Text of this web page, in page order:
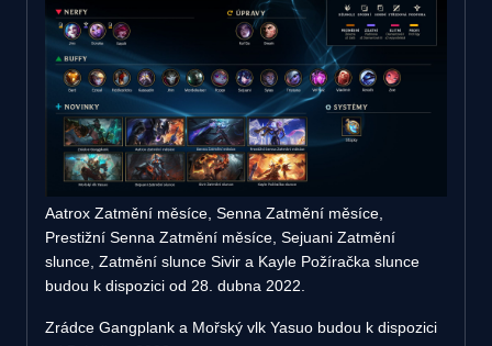
Aatrox Zatmění měsíce, Senna Zatmění měsíce,
Prestižní Senna Zatmění měsíce, Sejuani Zatmění
slunce, Zatmění slunce Sivir a Kayle Požíračka slunce
budou k dispozici od 28. dubna 2022.
Zrádce Gangplank a Mořský vlk Yasuo budou k dispozici